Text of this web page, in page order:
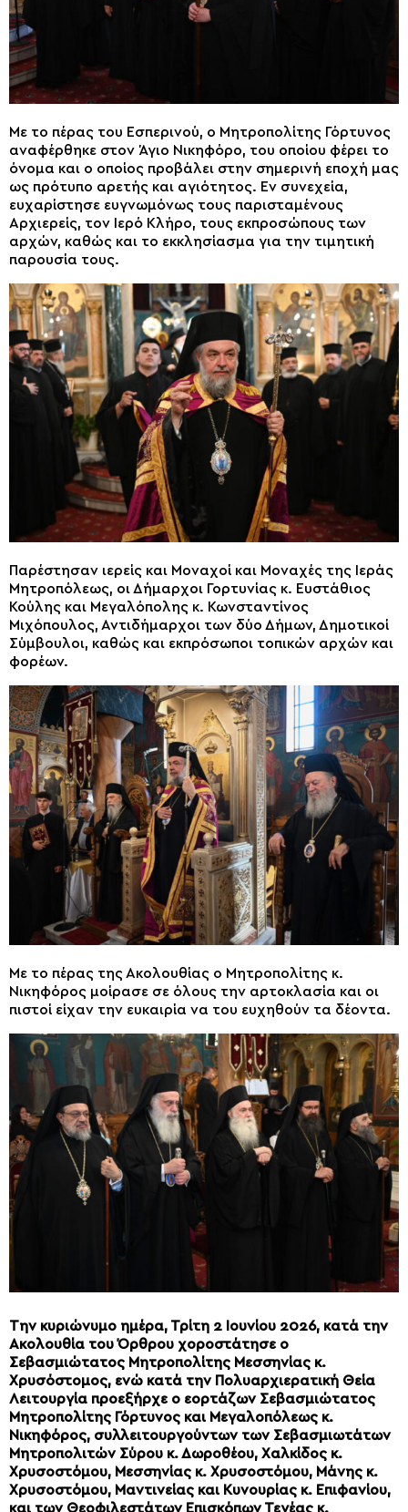
Με το πέρας του Εσπερινού, ο Μητροπολίτης Γόρτυνος
αναφέρθηκε στον Άγιο Νικηφόρο, του οποίου φέρει το
όνομα και ο οποίος προβάλει στην σημερινή εποχή μας
ως πρότυπο αρετής και αγιότητος. Εν συνεχεία,
ευχαρίστησε ευγνωμόνως τους παρισταμένους
Αρχιερείς, τον Ιερό Κλήρο, τους εκπροσώπους των
αρχών, καθώς και το εκκλησίασμα για την τιμητική
παρουσία τους.
Παρέστησαν ιερείς και Μοναχοί και Μοναχές της Ιεράς
Μητροπόλεως, οι Δήμαρχοι Γορτυνίας κ. Ευστάθιος
Κούλης και Μεγαλόπολης κ. Κωνσταντίνος
Μιχόπουλος, Αντιδήμαρχοι των δύο Δήμων, Δημοτικοί
Σύμβουλοι, καθώς και εκπρόσωποι τοπικών αρχών και
φορέων.
Με το πέρας της Ακολουθίας ο Μητροπολίτης κ.
Νικηφόρος μοίρασε σε όλους την αρτοκλασία και οι
πιστοί είχαν την ευκαιρία να του ευχηθούν τα δέοντα.
Την κυριώνυμο ημέρα, Τρίτη 2 Ιουνίου 2026, κατά την
Ακολουθία του Όρθρου χοροστάτησε ο
Σεβασμιώτατος Μητροπολίτης Μεσσηνίας κ.
Χρυσόστομος, ενώ κατά την Πολυαρχιερατική Θεία
Λειτουργία προεξήρχε ο εορτάζων Σεβασμιώτατος
Μητροπολίτης Γόρτυνος και Μεγαλοπόλεως κ.
Νικηφόρος, συλλειτουργούντων των Σεβασμιωτάτων
Μητροπολιτών Σύρου κ. Δωροθέου, Χαλκίδος κ.
Χρυσοστόμου, Μεσσηνίας κ. Χρυσοστόμου, Μάνης κ.
Χρυσοστόμου, Μαντινείας και Κυνουρίας κ. Επιφανίου,
και των Θεοφιλεστάτων Επισκόπων Τεγέας κ.